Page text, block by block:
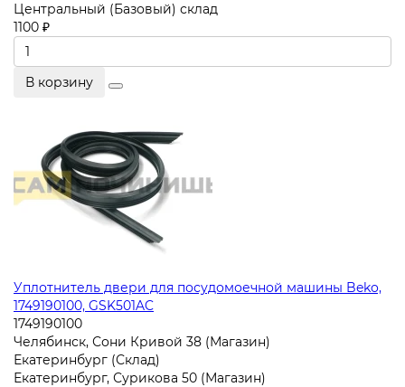
Центральный (Базовый) склад
1100 ₽
В корзину
Уплотнитель двери для посудомоечной машины Beko,
1749190100, GSK501AC
1749190100
Челябинск, Сони Кривой 38 (Магазин)
Екатеринбург (Склад)
Екатеринбург, Сурикова 50 (Магазин)